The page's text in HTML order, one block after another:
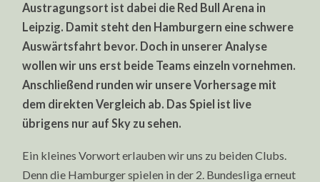
Austragungsort ist dabei die Red Bull Arena in
Leipzig. Damit steht den Hamburgern eine schwere
Auswärtsfahrt bevor. Doch in unserer Analyse
wollen wir uns erst beide Teams einzeln vornehmen.
Anschließend runden wir unsere Vorhersage mit
dem direkten Vergleich ab. Das Spiel ist live
übrigens nur auf Sky zu sehen.
Ein kleines Vorwort erlauben wir uns zu beiden Clubs.
Denn die Hamburger spielen in der 2. Bundesliga erneut